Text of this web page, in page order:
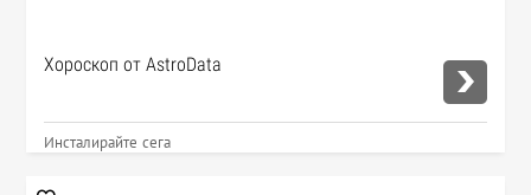
Хороскоп от AstroData
Инсталирайте сега